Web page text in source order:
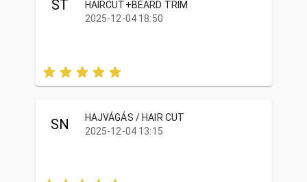
ST
HAIRCUT+BEARD TRIM
2025-12-04 18:50
SN
HAJVÁGÁS / HAIR CUT
2025-12-04 13:15